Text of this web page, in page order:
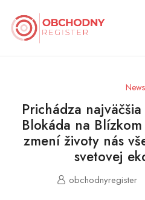
News
Prichádza
Blokáda na
zmení životy nás
svetovej
obchodnyregister